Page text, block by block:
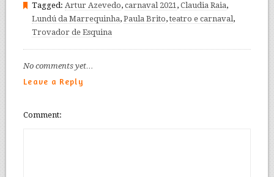
Tagged: Artur Azevedo, carnaval 2021, Claudia Raia,
Lundú da Marrequinha, Paula Brito,teatro e carnaval,
Trovador de Esquina
No comments yet…
Leave a Reply
Comment